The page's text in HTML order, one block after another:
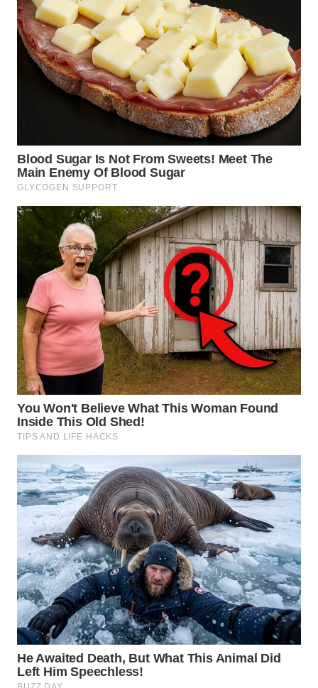
WN
BEKASI
WN
BOGOR
DEPOK
WN
UTARA
WN
SAMOSIR
WN
PADANG
LAWAS
WN
SUMEDANG
WN
CIANJUR
WN
KEPULAUAN
SERIBU
WN
TANGERANG
WN
BINJAI
WN
CIREBON